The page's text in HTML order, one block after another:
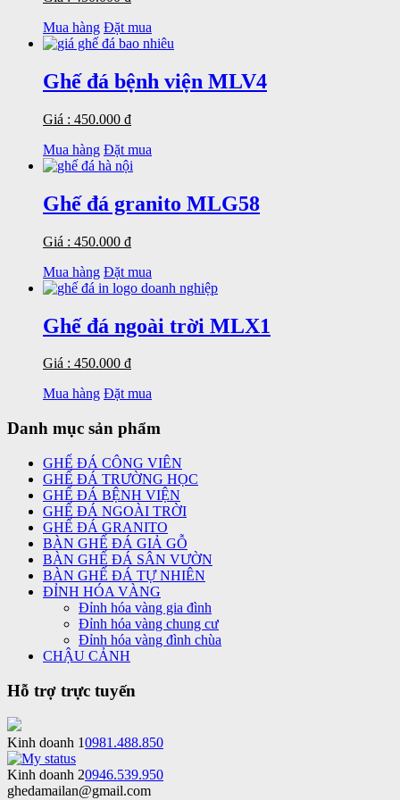
Mua hàng Đặt mua
Ghế đá bệnh viện MLV4
Giá : 450.000 đ
Mua hàng Đặt mua
Ghế đá granito MLG58
Giá : 450.000 đ
Mua hàng Đặt mua
Ghế đá ngoài trời MLX1
Giá : 450.000 đ
Mua hàng Đặt mua
Danh mục sản phẩm
GHẾ ĐÁ CÔNG VIÊN
GHẾ ĐÁ TRƯỜNG HỌC
GHẾ ĐÁ BỆNH VIỆN
GHẾ ĐÁ NGOÀI TRỜI
GHẾ ĐÁ GRANITO
BÀN GHẾ ĐÁ GIẢ GỖ
BÀN GHẾ ĐÁ SÂN VƯỜN
BÀN GHẾ ĐÁ TỰ NHIÊN
ĐỈNH HÓA VÀNG
Đỉnh hóa vàng gia đình
Đỉnh hóa vàng chung cư
Đỉnh hóa vàng đình chùa
CHẬU CẢNH
Hỗ trợ trực tuyến
Kinh doanh 10981.488.850
Kinh doanh 20946.539.950
ghedamailan@gmail.com